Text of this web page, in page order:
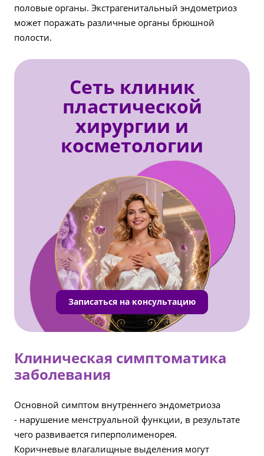
половые органы. Экстрагенитальный эндометриоз
может поражать различные органы брюшной
полости.
Сеть клиник
пластической
хирургии и
косметологии
Записаться на консультацию
Клиническая симптоматика
заболевания
Основной симптом внутреннего эндометриоза
- нарушение менструальной функции, в результате
чего развивается гиперполименорея.
Коричневые влагалищные выделения могут